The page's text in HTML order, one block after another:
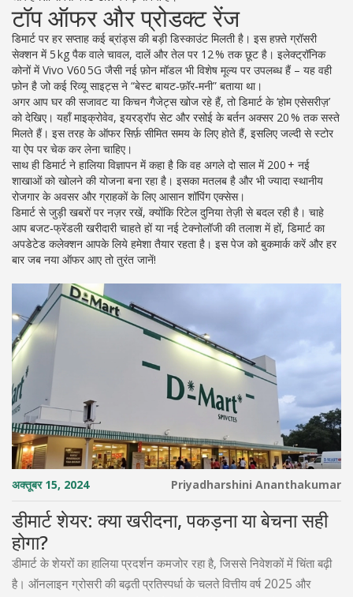
टॉप ऑफर और प्रोडक्ट रेंज
डिमार्ट पर हर सप्ताह कई ब्रांड्स की बड़ी डिस्काउंट मिलती है। इस हफ़्ते ग्रॉसरी
सेक्शन में 5 kg पैक वाले चावल, दालें और तेल पर 12 % तक छूट है। इलेक्ट्रॉनिक
कोनों में Vivo V60 5G जैसी नई फ़ोन मॉडल भी विशेष मूल्य पर उपलब्ध हैं – यह वही
फ़ोन है जो कई रिव्यू साइट्स ने “बेस्ट बायट‑फ़ॉर‑मनी” बताया था।
अगर आप घर की सजावट या किचन गैजेट्स खोज रहे हैं, तो डिमार्ट के ‘होम एसेसरीज़’
को देखिए। यहाँ माइक्रोवेव, इयरड्रॉप सेट और रसोई के बर्तन अक्सर 20 % तक सस्ते
मिलते हैं। इस तरह के ऑफर सिर्फ़ सीमित समय के लिए होते हैं, इसलिए जल्दी से स्टोर
या ऐप पर चेक कर लेना चाहिए।
साथ ही डिमार्ट ने हालिया विज्ञापन में कहा है कि वह अगले दो साल में 200 + नई
शाखाओं को खोलने की योजना बना रहा है। इसका मतलब है और भी ज्यादा स्थानीय
रोजगार के अवसर और ग्राहकों के लिए आसान शॉपिंग एक्सेस।
डिमार्ट से जुड़ी खबरों पर नज़र रखें, क्योंकि रिटेल दुनिया तेज़ी से बदल रही है। चाहे
आप बजट‑फ्रेंडली खरीदारी चाहते हों या नई टेक्नोलॉजी की तलाश में हों, डिमार्ट का
अपडेटेड कलेक्शन आपके लिये हमेशा तैयार रहता है। इस पेज को बुकमार्क करें और हर
बार जब नया ऑफर आए तो तुरंत जानें!
अक्तूबर 15, 2024 Priyadharshini Ananthakumar
डीमार्ट शेयर: क्या खरीदना, पकड़ना या बेचना सही
होगा?
डीमार्ट के शेयरों का हालिया प्रदर्शन कमजोर रहा है, जिससे निवेशकों में चिंता बढ़ी
है। ऑनलाइन ग्रोसरी की बढ़ती प्रतिस्पर्धा के चलते वित्तीय वर्ष 2025 और